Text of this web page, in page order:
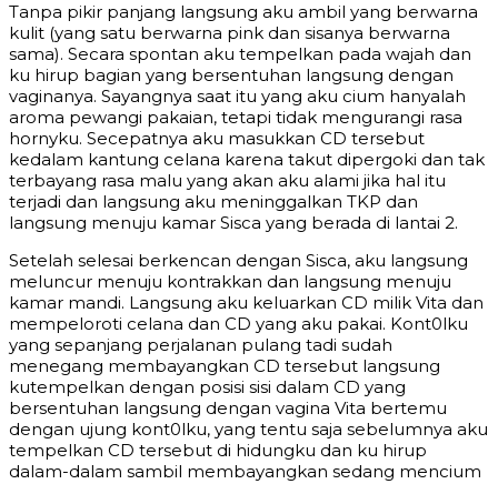
Tanpa pikir panjang langsung aku ambil yang berwarna
kulit (yang satu berwarna pink dan sisanya berwarna
sama). Secara spontan aku tempelkan pada wajah dan
ku hirup bagian yang bersentuhan langsung dengan
vaginanya. Sayangnya saat itu yang aku cium hanyalah
aroma pewangi pakaian, tetapi tidak mengurangi rasa
hornyku. Secepatnya aku masukkan CD tersebut
kedalam kantung celana karena takut dipergoki dan tak
terbayang rasa malu yang akan aku alami jika hal itu
terjadi dan langsung aku meninggalkan TKP dan
langsung menuju kamar Sisca yang berada di lantai 2.
Setelah selesai berkencan dengan Sisca, aku langsung
meluncur menuju kontrakkan dan langsung menuju
kamar mandi. Langsung aku keluarkan CD milik Vita dan
mempeloroti celana dan CD yang aku pakai. Kont0lku
yang sepanjang perjalanan pulang tadi sudah
menegang membayangkan CD tersebut langsung
kutempelkan dengan posisi sisi dalam CD yang
bersentuhan langsung dengan vagina Vita bertemu
dengan ujung kont0lku, yang tentu saja sebelumnya aku
tempelkan CD tersebut di hidungku dan ku hirup
dalam-dalam sambil membayangkan sedang mencium